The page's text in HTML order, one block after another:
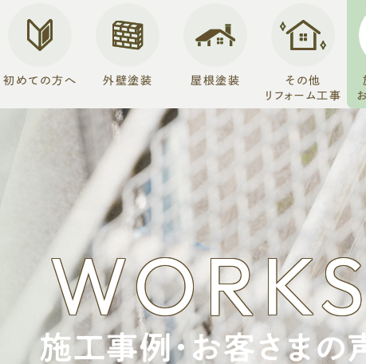
初めての方へ 外壁塗装 屋根塗装
その他
リフォーム工事
施工事例・お客さまの